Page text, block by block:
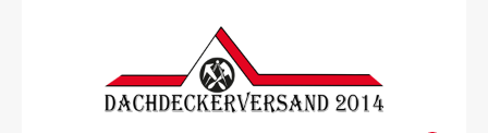
Zum Hauptinhalt springen